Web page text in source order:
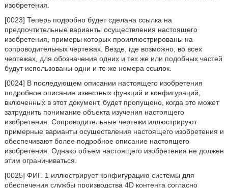
изобретения.
[0023] Теперь подробно будет сделана ссылка на
предпочтительные варианты осуществления настоящего
изобретения, примеры которых проиллюстрированы на
сопроводительных чертежах. Везде, где возможно, во всех
чертежах, для обозначения одних и тех же или подобных частей
будут использованы одни и те же номера ссылок.
[0024] В последующем описании настоящего изобретения
подробное описание известных функций и конфигураций,
включенных в этот документ, будет пропущено, когда это может
затруднить понимание объекта изучения настоящего
изобретения. Сопроводительные чертежи иллюстрируют
примерные варианты осуществления настоящего изобретения и
обеспечивают более подробное описание настоящего
изобретения. Однако объем настоящего изобретения не должен
этим ограничиваться.
[0025] ФИГ. 1 иллюстрирует конфигурацию системы для
обеспечения службы производства 4D контента согласно